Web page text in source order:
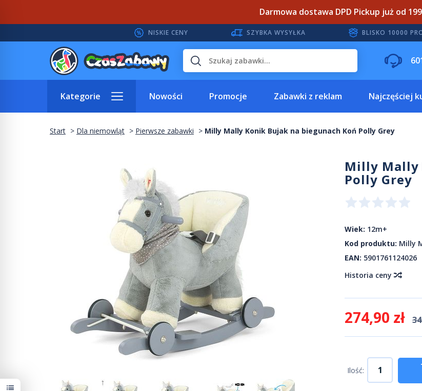
Darmowa dostawa DPD Pickup już od
NISKIE CENY SZYBKA WYSYŁKA BLISKO 10000
Wyszukaj
Kategorie Nowości Promocje Zabawki z reklam Najczęściej
Start Dla niemowląt Pierwsze zabawki Milly Mally Konik Bujak na biegunach Koń Polly Grey
Milly Mally
Polly Grey
Wiek: 12m+
Kod produktu: Milly
EAN: 5901761124026
Historia ceny
274,90 zł
Ilość: